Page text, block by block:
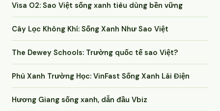
Visa O2: Sao Việt sống xanh tiêu dùng bền vững
Cây Lọc Không Khí: Sống Xanh Như Sao Việt
The Dewey Schools: Trường quốc tế sao Việt?
Phủ Xanh Trường Học: VinFast Sống Xanh Lái Điện
Hương Giang sống xanh, dẫn đầu Vbiz